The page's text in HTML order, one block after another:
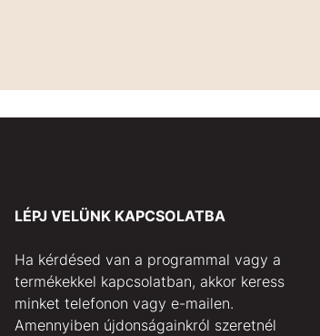
LÉPJ VELÜNK KAPCSOLATBA
Ha kérdésed van a programmal vagy a
termékekkel kapcsolatban, akkor keress
minket telefonon vagy e-mailen.
Amennyiben újdonságainkról szeretnél